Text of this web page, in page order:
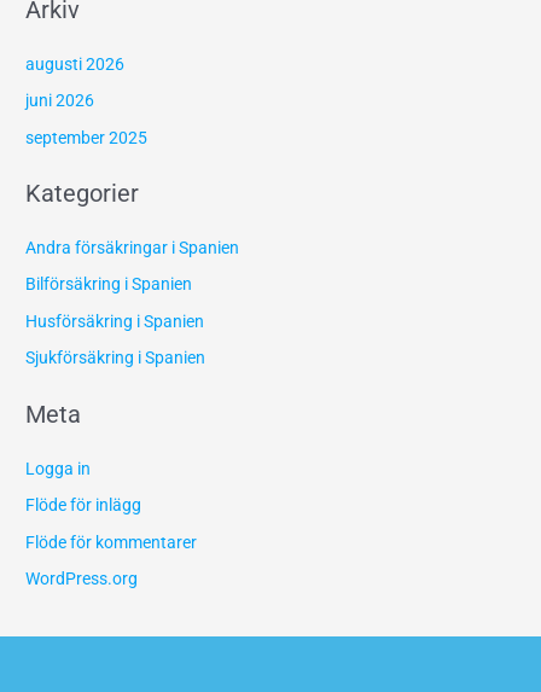
Arkiv
augusti 2026
juni 2026
september 2025
Kategorier
Andra försäkringar i Spanien
Bilförsäkring i Spanien
Husförsäkring i Spanien
Sjukförsäkring i Spanien
Meta
Logga in
Flöde för inlägg
Flöde för kommentarer
WordPress.org